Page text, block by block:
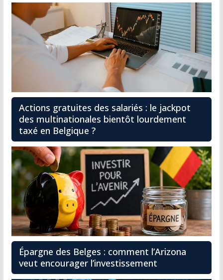
Actions gratuites des salariés : le jackpot
des multinationales bientôt lourdement
taxé en Belgique ?
Épargne des Belges : comment l’Arizona
veut encourager l’investissement